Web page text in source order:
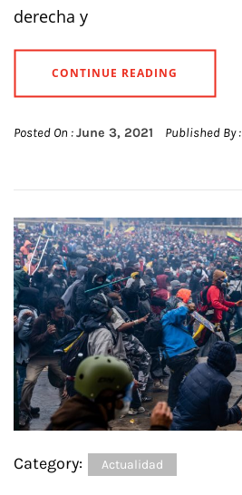
derecha y
CONTINUE READING
Posted On :June 3, 2021 Published By :
Category: Actualidad